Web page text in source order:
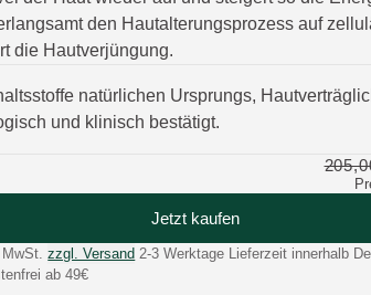
den Hautalterungsprozess auf
die Hautverjüngung.
natürlichen Ursprungs,
und klinisch bestätigt.
Jetzt kaufen
zzgl. Versand 2-3 Werktage Lieferzeit innerhalb
ab 49€